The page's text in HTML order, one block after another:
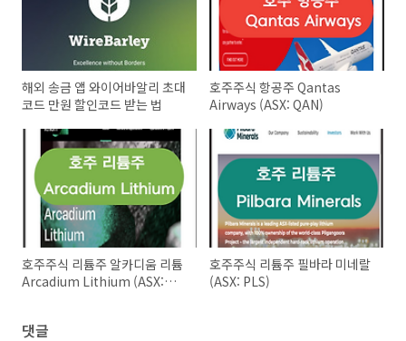
해외 송금 앱 와이어바알리 초대
코드 만원 할인코드 받는 법
호주주식 항공주 Qantas
Airways (ASX: QAN)
호주주식 리튬주 알카디움 리튬
Arcadium Lithium (ASX:
호주주식 리튬주 필바라 미네랄
(ASX: PLS)
댓글